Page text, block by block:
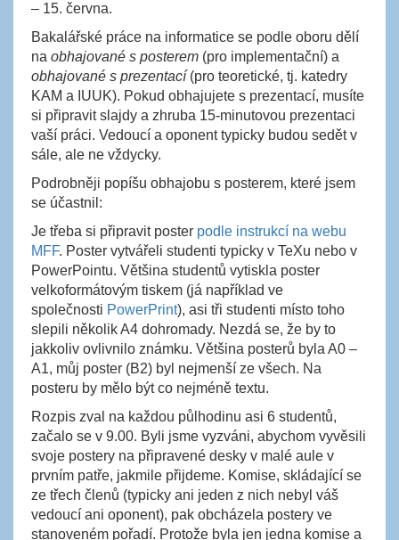
– 15. června.
Bakalářské práce na informatice se podle oboru dělí
na obhajované s posterem (pro implementační) a
obhajované s prezentací(pro teoretické, tj. katedry
KAM a IUUK). Pokud obhajujete s prezentací, musíte
si připravit slajdy a zhruba 15-minutovou prezentaci
vaší práci. Vedoucí a oponent typicky budou sedět v
sále, ale ne vždycky.
Podrobněji popíšu obhajobu s posterem, které jsem
se účastnil:
Je třeba si připravit poster podle instrukcí na webu
MFF. Poster vytvářeli studenti typicky v TeXu nebo v
PowerPointu. Většina studentů vytiskla poster
velkoformátovým tiskem (já například ve
společnosti PowerPrint), asi tři studenti místo toho
slepili několik A4 dohromady. Nezdá se, že by to
jakkoliv ovlivnilo známku. Většina posterů byla A0 –
A1, můj poster (B2) byl nejmenší ze všech. Na
posteru by mělo být co nejméně textu.
Rozpis zval na každou půlhodinu asi 6 studentů,
začalo se v 9.00. Byli jsme vyzváni, abychom vyvěsili
svoje postery na připravené desky v malé aule v
prvním patře, jakmile přijdeme. Komise, skládající se
ze třech členů (typicky ani jeden z nich nebyl váš
vedoucí ani oponent), pak obcházela postery ve
stanoveném pořadí. Protože byla jen jedna komise a